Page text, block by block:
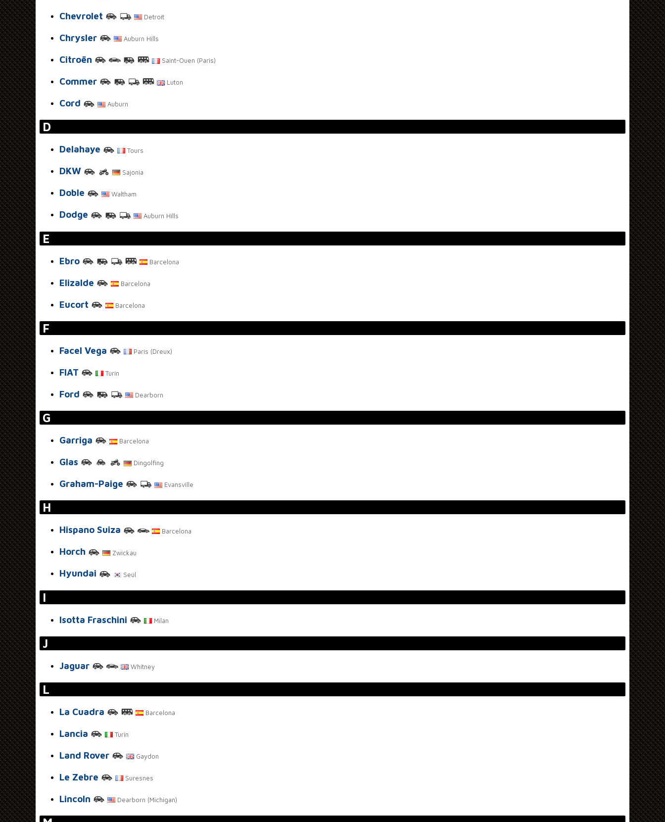
Chevrolet Detroit
Chrysler Auburn Hills
Citroën Saint-Ouen (Paris)
Commer Luton
Cord Auburn
D
Delahaye Tours
DKW Sajonia
Doble Waltham
Dodge Auburn Hills
E
Ebro Barcelona
Elizalde Barcelona
Eucort Barcelona
F
Facel Vega París (Dreux)
FIAT Turín
Ford Dearborn
G
Garriga Barcelona
Glas Dingolfing
Graham-Paige Evansville
H
Hispano Suiza Barcelona
Horch Zwickau
Hyundai Seúl
I
Isotta Fraschini Milán
J
Jaguar Whitney
L
La Cuadra Barcelona
Lancia Turín
Land Rover Gaydon
Le Zebre Suresnes
Lincoln Dearborn (Michigan)